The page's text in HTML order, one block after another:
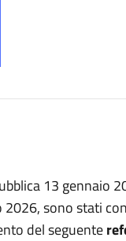
13 gennaio
sono stati
del seguente